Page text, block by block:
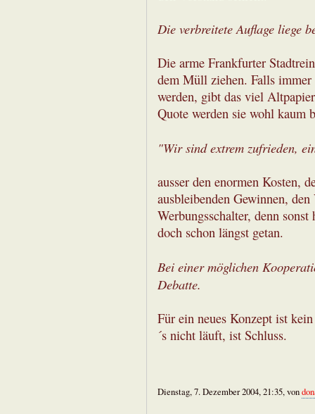
Die verbreitete Auflage liege
Die arme Frankfurter
dem Müll ziehen. Falls
werden, gibt das viel
Quote werden sie wohl kaum
"Wir sind extrem zufrieden,
ausser den enormen Kosten,
ausbleibenden Gewinnen,
Werbungsschalter, denn
doch schon längst getan.
Bei einer möglichen
Debatte.
Für ein neues Konzept ist
´s nicht läuft, ist Schluss.
Dienstag, 7. Dezember 2004, 21:35, von